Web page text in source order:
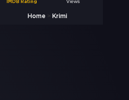
IMDB Rating Views
Home > Krimi